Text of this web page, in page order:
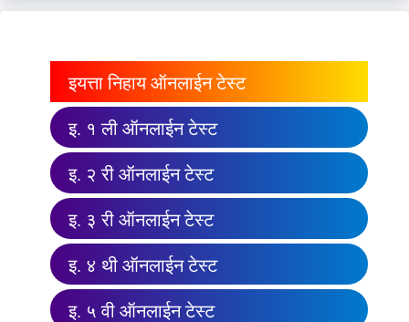
इयत्ता निहाय ऑनलाईन टेस्ट
इ. १ ली ऑनलाईन टेस्ट
इ. २ री ऑनलाईन टेस्ट
इ. ३ री ऑनलाईन टेस्ट
इ. ४ थी ऑनलाईन टेस्ट
इ. ५ वी ऑनलाईन टेस्ट